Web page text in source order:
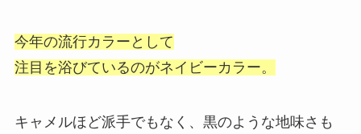
今年の流行カラーとして
注目を浴びているのがネイビーカラー。
キャメルほど派手でもなく、黒のような地味さも